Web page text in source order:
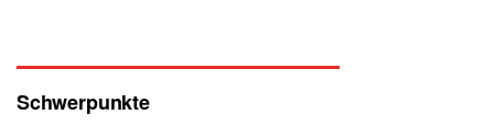
Schwerpunkte